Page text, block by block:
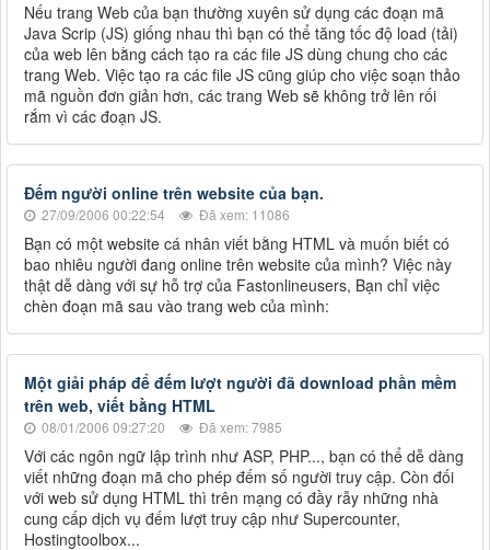
Nếu trang Web của bạn thường xuyên sử dụng các đoạn mã
Java Scrip (JS) giống nhau thì bạn có thể tăng tốc độ load (tải)
của web lên bằng cách tạo ra các file JS dùng chung cho các
trang Web. Việc tạo ra các file JS cũng giúp cho việc soạn thảo
mã nguồn đơn giản hơn, các trang Web sẽ không trở lên rối
rắm vì các đoạn JS.
Đếm người online trên website của bạn.
27/09/2006 00:22:54 Đã xem: 11086
Bạn có một website cá nhân viết bằng HTML và muốn biết có
bao nhiêu người đang online trên website của mình? Việc này
thật dễ dàng với sự hỗ trợ của Fastonlineusers, Bạn chỉ việc
chèn đoạn mã sau vào trang web của mình:
Một giải pháp để đếm lượt người đã download phần mềm
trên web, viết bằng HTML
08/01/2006 09:27:20 Đã xem: 7985
Với các ngôn ngữ lập trình như ASP, PHP..., bạn có thể dễ dàng
viết những đoạn mã cho phép đếm số người truy cập. Còn đối
với web sử dụng HTML thì trên mạng có đầy rẫy những nhà
cung cấp dịch vụ đếm lượt truy cập như Supercounter,
Hostingtoolbox...